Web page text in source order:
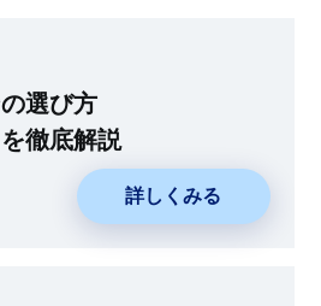
選び方
徹底解説
詳しくみる